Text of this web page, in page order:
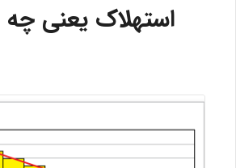
استهلاک یعنی چه